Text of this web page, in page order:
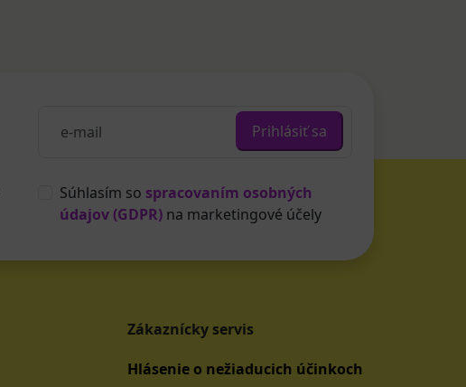
Prihlásiť sa
Súhlasím so spracovaním osobných
údajov (GDPR) na marketingové účely
Zákaznícky servis
Hlásenie o nežiaducich účinkoch